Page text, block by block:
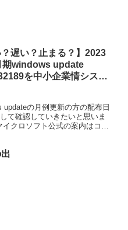
？遅い？止まる？】2023
期windows update
を中小企業情シスが
updateの月例更新の方の配布日
て確認していきたいと思いま
クロソフト公式の案内はコチ